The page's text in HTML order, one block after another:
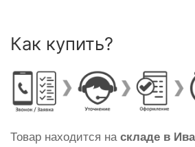
Как купить?
Товар находится на складе в